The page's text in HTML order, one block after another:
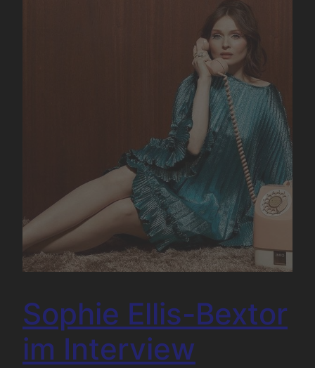
Sophie Ellis-Bextor
im Interview